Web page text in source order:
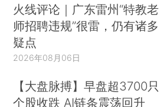
火线评论｜广东雷州“特教老
师招聘违规”很雷，仍有诸多
疑点
2026年08月06日
【大盘脉搏】早盘超3700只
个股收跌 AI链条震荡回升